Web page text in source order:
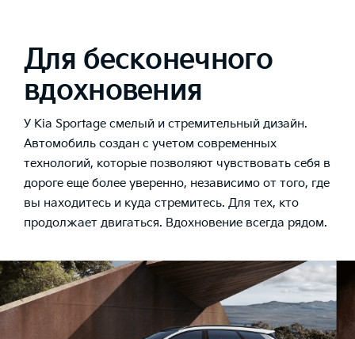
Для бесконечного
вдохновения
У Kia Sportage смелый и стремительный дизайн.
Автомобиль создан с учетом современных
технологий, которые позволяют чувствовать себя в
дороге еще более уверенно, независимо от того, где
вы находитесь и куда стремитесь. Для тех, кто
продолжает двигаться. Вдохновение всегда рядом.